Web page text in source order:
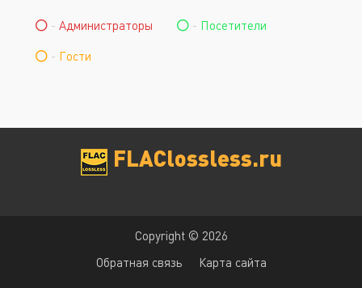
- Администраторы - Посетители
- Гости
FLAClossless.ru
Copyright © 2026
Обратная связь
Карта сайта